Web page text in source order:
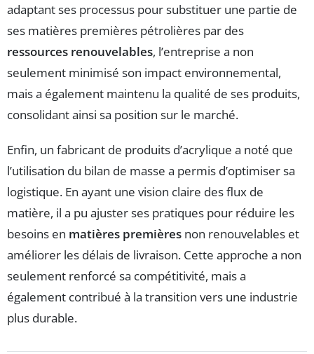
adaptant ses processus pour substituer une partie de
ses matières premières pétrolières par des
ressources renouvelables, l’entreprise a non
seulement minimisé son impact environnemental,
mais a également maintenu la qualité de ses produits,
consolidant ainsi sa position sur le marché.
Enfin, un fabricant de produits d’acrylique a noté que
l’utilisation du bilan de masse a permis d’optimiser sa
logistique. En ayant une vision claire des flux de
matière, il a pu ajuster ses pratiques pour réduire les
besoins en matières premières non renouvelables et
améliorer les délais de livraison. Cette approche a non
seulement renforcé sa compétitivité, mais a
également contribué à la transition vers une industrie
plus durable.